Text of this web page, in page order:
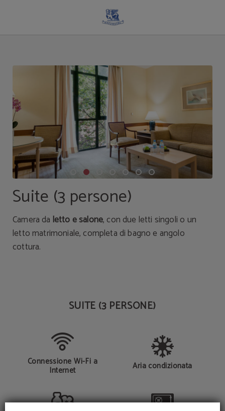
Suite (3 persone)
Camera da letto e salone, con due letti singoli o un
letto matrimoniale, completa di bagno e angolo
cottura.
SUITE (3 PERSONE)
Connessione Wi-Fi a
Internet Aria condizionata